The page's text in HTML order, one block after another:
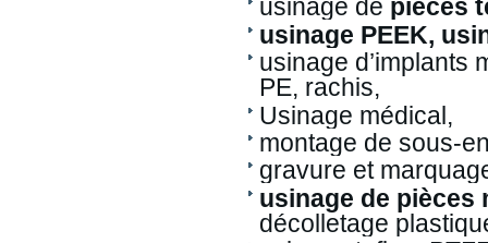
usinage de pièces
usinage PEEK,
usinage d’implants
PE, rachis,
Usinage médical,
montage de sous-
gravure et
usinage de pièces
décolletage